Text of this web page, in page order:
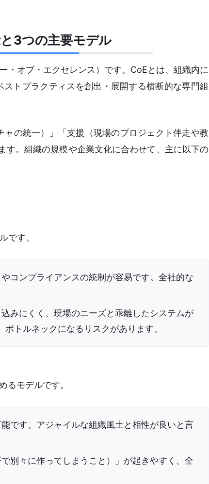
3つの主要モデル
オブ・エクセレンス）です。CoEとは、組織内に
トプラクティスを創出・展開する横断的な専門組
の統一）」「支援（現場のプロジェクト伴走や教
。組織の規模や企業文化に合わせて、主に以下の
です。
コンプライアンスの統制が容易です。全社的な
みにくく、現場のニーズと乖離したシステムが
トルネックになるリスクがあります。
るモデルです。
です。アジャイルな組織風土と相性が良いと言
別々に作ってしまうこと）」が起きやすく、全